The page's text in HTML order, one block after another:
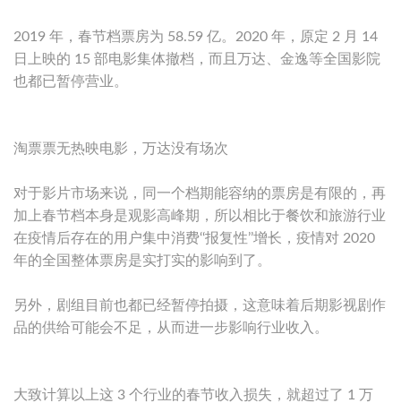
2019 年，春节档票房为 58.59 亿。2020 年，原定 2 月 14
日上映的 15 部电影集体撤档，而且万达、金逸等全国影院
也都已暂停营业。
淘票票无热映电影，万达没有场次
对于影片市场来说，同一个档期能容纳的票房是有限的，再
加上春节档本身是观影高峰期，所以相比于餐饮和旅游行业
在疫情后存在的用户集中消费‘‘报复性’’增长，疫情对 2020
年的全国整体票房是实打实的影响到了。
另外，剧组目前也都已经暂停拍摄，这意味着后期影视剧作
品的供给可能会不足，从而进一步影响行业收入。
大致计算以上这 3 个行业的春节收入损失，就超过了 1 万